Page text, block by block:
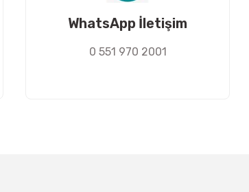
WhatsApp İletişim
0 551 970 2001